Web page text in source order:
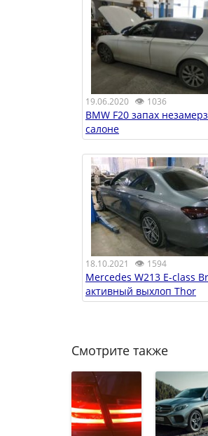
19.06.2020 👁 1036
BMW F20 запах
салоне
18.10.2021 👁 1594
Mercedes W213 E-class
активный выхлоп Thor
Смотрите также